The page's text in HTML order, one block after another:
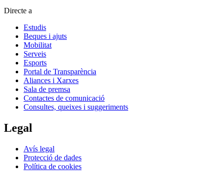
Directe a
Estudis
Beques i ajuts
Mobilitat
Serveis
Esports
Portal de Transparència
Aliances i Xarxes
Sala de premsa
Contactes de comunicació
Consultes, queixes i suggeriments
Legal
Avís legal
Protecció de dades
Política de cookies